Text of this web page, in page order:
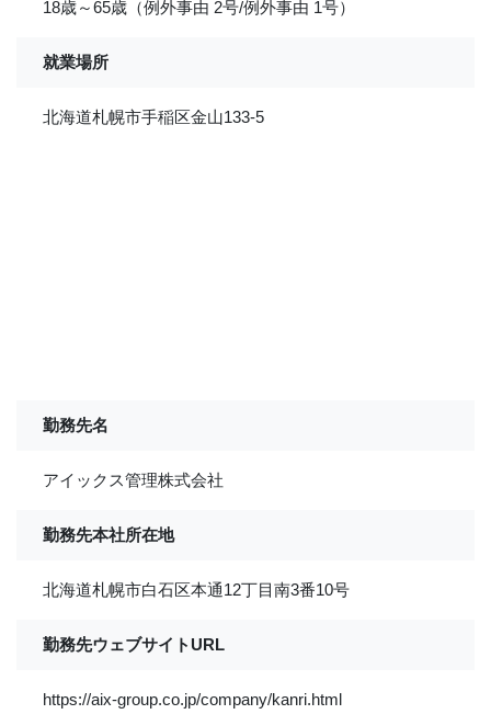
18歳～65歳（例外事由 2号/例外事由 1号）
就業場所
北海道札幌市手稲区金山133-5
勤務先名
アイックス管理株式会社
勤務先本社所在地
北海道札幌市白石区本通12丁目南3番10号
勤務先ウェブサイトURL
https://aix-group.co.jp/company/kanri.html